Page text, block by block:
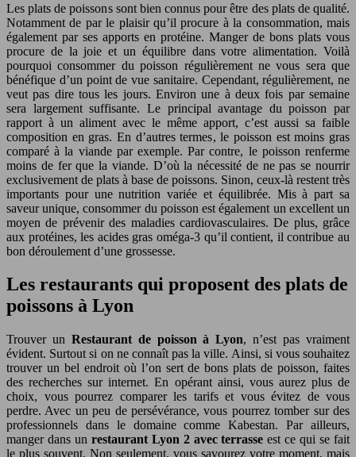
Les plats de poissons sont bien connus pour être des plats de qualité.
Notamment de par le plaisir qu’il procure à la consommation, mais
également par ses apports en protéine. Manger de bons plats vous
procure de la joie et un équilibre dans votre alimentation. Voilà
pourquoi consommer du poisson régulièrement ne vous sera que
bénéfique d’un point de vue sanitaire. Cependant, régulièrement, ne
veut pas dire tous les jours. Environ une à deux fois par semaine
sera largement suffisante. Le principal avantage du poisson par
rapport à un aliment avec le même apport, c’est aussi sa faible
composition en gras. En d’autres termes, le poisson est moins gras
comparé à la viande par exemple. Par contre, le poisson renferme
moins de fer que la viande. D’où la nécessité de ne pas se nourrir
exclusivement de plats à base de poissons. Sinon, ceux-là restent très
importants pour une nutrition variée et équilibrée. Mis à part sa
saveur unique, consommer du poisson est également un excellent un
moyen de prévenir des maladies cardiovasculaires. De plus, grâce
aux protéines, les acides gras oméga-3 qu’il contient, il contribue au
bon déroulement d’une grossesse.
Les restaurants qui proposent des plats de
poissons à Lyon
Trouver un Restaurant de poisson à Lyon, n’est pas vraiment
évident. Surtout si on ne connaît pas la ville. Ainsi, si vous souhaitez
trouver un bel endroit où l’on sert de bons plats de poisson, faites
des recherches sur internet. En opérant ainsi, vous aurez plus de
choix, vous pourrez comparer les tarifs et vous évitez de vous
perdre. Avec un peu de persévérance, vous pourrez tomber sur des
professionnels dans le domaine comme Kabestan. Par ailleurs,
manger dans un restaurant Lyon 2 avec terrasse est ce qui se fait
le plus souvent. Non seulement, vous savourez votre moment, mais